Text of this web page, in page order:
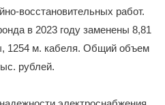
восстановительных работ.
в 2023 году заменены 8,81
1254 м. кабеля. Общий объем
рублей.